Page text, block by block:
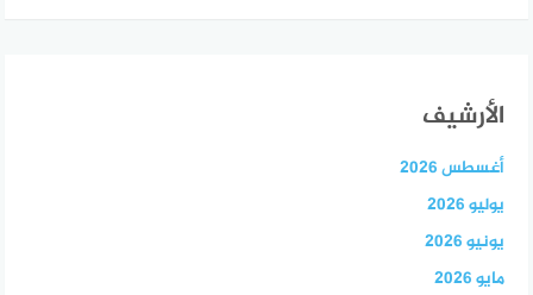
الأرشيف
أغسطس 2026
يوليو 2026
يونيو 2026
مايو 2026